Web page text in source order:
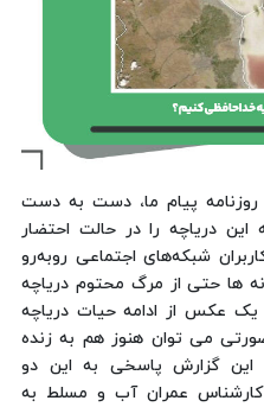
پیام ما، دست به دست
دریاچه را در حالت احتضار
شبکه‌های اجتماعی روبه‌رو
ها حتی از مرگ محتوم دریاچه
یک عکس از ادامه حیات دریاچه
می توان هنوز هم به زنده
این گزارش پاسخی به این دو
عمران آب و مسلط به